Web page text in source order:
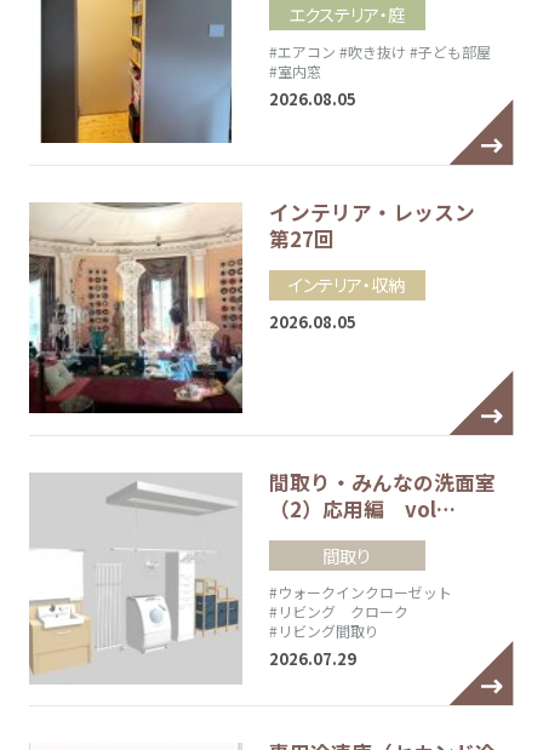
エクステリア・庭
#エアコン #吹き抜け #子ども部屋
#室内窓
2026.08.05
インテリア・レッスン
第27回
インテリア・収納
2026.08.05
間取り・みんなの洗面室
（2）応用編 vol…
間取り
#ウォークインクローゼット
#リビング クローク
#リビング間取り
2026.07.29